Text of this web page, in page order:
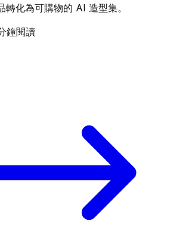
轉化為可購物的 AI 造型集。
鐘閱讀